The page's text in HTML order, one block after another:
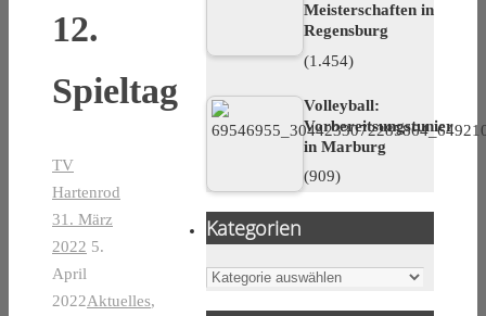
12.
Spieltag
TV
Hartenrod
31. März
2022 5.
April
2022Aktuelles,
Meisterschaften in
Regensburg
(1.454)
Volleyball:
Vorbereitsungstunier
in Marburg
(909)
Kategorien
Kategorien